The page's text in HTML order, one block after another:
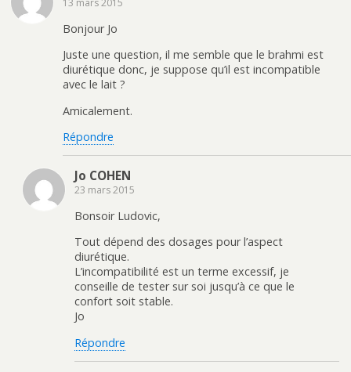
13 mars 2015
Bonjour Jo
Juste une question, il me semble que le brahmi est
diurétique donc, je suppose qu’il est incompatible
avec le lait ?
Amicalement.
Répondre
Jo COHEN
23 mars 2015
Bonsoir Ludovic,
Tout dépend des dosages pour l’aspect
diurétique.
L’incompatibilité est un terme excessif, je
conseille de tester sur soi jusqu’à ce que le
confort soit stable.
Jo
Répondre